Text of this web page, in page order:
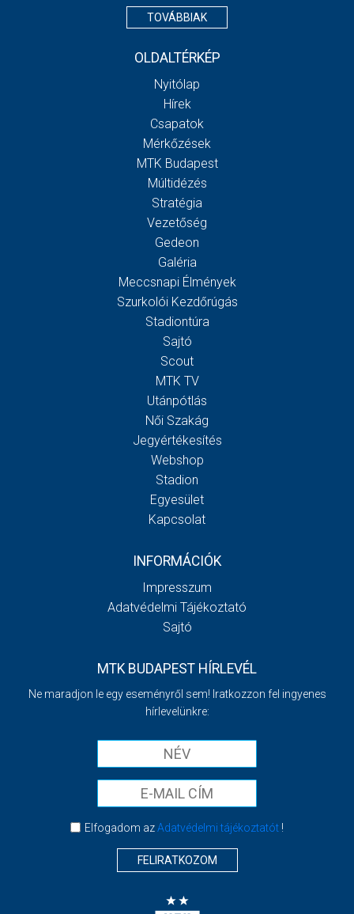
TOVÁBBIAK
OLDALTÉRKÉP
Nyitólap
Hírek
Csapatok
Mérkőzések
MTK Budapest
Múltidézés
Stratégia
Vezetőség
Gedeon
Galéria
Meccsnapi Élmények
Szurkolói Kezdőrúgás
Stadiontúra
Sajtó
Scout
MTK TV
Utánpótlás
Női Szakág
Jegyértékesítés
Webshop
Stadion
Egyesület
Kapcsolat
INFORMÁCIÓK
Impresszum
Adatvédelmi Tájékoztató
Sajtó
MTK BUDAPEST HÍRLEVÉL
Ne maradjon le egy eseményről sem! Iratkozzon fel ingyenes
hírlevelünkre:
Elfogadom azAdatvédelmi tájékoztatót!
FELIRATKOZOM